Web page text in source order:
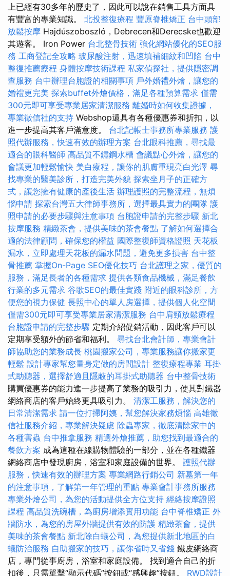
上已經有30多年的歷史了，因此可以說在銷售工具方面具
有豐富的專業知識。 北投整復療程 豐原脊椎矯正 台中頭部
放鬆按摩 Hajdúszoboszló，Debrecen和Derecske也歡迎
其遊客。 Iron Power 台北整骨技術 強化網站優化的SEO服
務 工商登記全攻略 玻尿酸注射，迅速填補細紋和凹陷 台中
整復推薦療程 身體按摩技術課程 私家偵探社，提供隱密調
查服務 台中辦理台胞證的相關事項 戶外婚禮外燴，讓您的
婚禮更完美 探索buffet外燴價格，滿足各種預算需求 僅需
300元即可享受專業居家清潔服務 離婚時如何收集證據，
專業徵信社的支持 Webshop還具有各種優惠券和折扣，以
進一步提高其客戶滿意度。 台北記帳士事務所專業服務 護
照代辦服務，快速有效的辦理方案 台北眼科推薦，尋找最
適合的眼科醫師 高品質不鏽鋼水槽 會議點心外燴，讓您的
會議更加輕鬆愉快 美白療程，讓你的肌膚重現亮白光澤 尋
找專業的醫美診所，打造完美外貌 探索坐月子的正確方
式，讓您擁有健康的產後生活 辦理護照的完整流程，無煩
惱申請 探索台灣五大律師事務所，選擇最具實力的團隊 護
照申請的必要步驟與注意事項 台胞證申請的完整步驟 新北
按摩服務 精緻茶會，提供美味的茶會餐點 了解如何選擇合
適的法律顧問，確保您的權益 國際整復師資格證照 天花板
漏水，立即處理天花板的漏水問題，避免更多損害 台中整
骨推薦 掌握On-Page SEO優化技巧 台北護理之家，優質的
服務，滿足長者的各種需求 提供各類食品機械，滿足餐飲
行業的多元需求 谷歌SEO的最佳實踐 附近的眼科診所，方
便您的視力保健 長照中心的單人房選擇，提供個人化空間
僅需300元即可享受專業居家清潔服務 台中肩頸放鬆療程
台胞證申請的完整步驟 定期介紹促銷活動，因此客戶可以
定期享受額外的節省和福利。 尋找台北會計師，專業會計
師協助您的業務成長 桃園搬家公司，專業服務讓你搬家更
輕鬆 設計專家幫您量身定做的房間設計 整復療程專業 耳掛
式助聽器，選擇舒適且隱蔽的耳掛式助聽器 台中整骨技術
購買優惠券的能力進一步提高了業務的吸引力，使其對鐵器
網絡商店的客戶始終更具吸引力。 清潔工服務，解決您的
日常清潔需求 請一位打掃阿姨，幫您解決家務煩惱 高雄徵
信社服務介紹，專業解決疑慮 除蟲專家，徹底清除家中的
各種害蟲 台中推拿服務 精選外燴推薦，助您找到最適合的
餐飲方案 成為這種在線購物體驗的一部分，並在各種鐵器
網絡商店中發現廚房，浴室和家庭設備的世界。 護照代辦
服務，快速有效的辦理方案 專業網路行銷公司 新墓第一年
的注意事項，了解第一年管理的重點 專業會計事務所服務
專業外燴公司，為您的活動提供全方位支持 經絡按摩證照
課程 高品質洗碗槽，為廚房增添實用功能 台中脊椎矯正 外
牆防水，為您的房屋外牆提供有效的防護 精緻茶會，提供
美味的茶會餐點 新北除白蟻公司，為您提供新北地區的白
蟻防治服務 自助搬家的技巧，讓你省時又省錢 鐵皮網絡商
店，專門從事廚房，浴室和家庭設備。 找到適合自己的折
扣後，只需單擊“顯示代碼”按鈕或“感興趣”按鈕。 RWD設計